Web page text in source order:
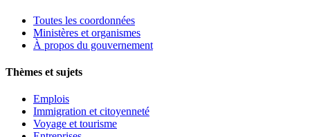
Toutes les coordonnées
Ministères et organismes
À propos du gouvernement
Thèmes et sujets
Emplois
Immigration et citoyenneté
Voyage et tourisme